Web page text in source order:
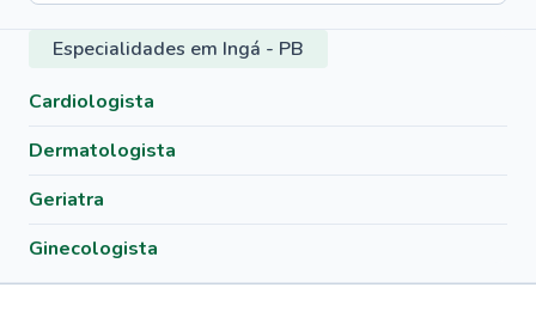
Especialidades em Ingá - PB
Cardiologista
Dermatologista
Geriatra
Ginecologista